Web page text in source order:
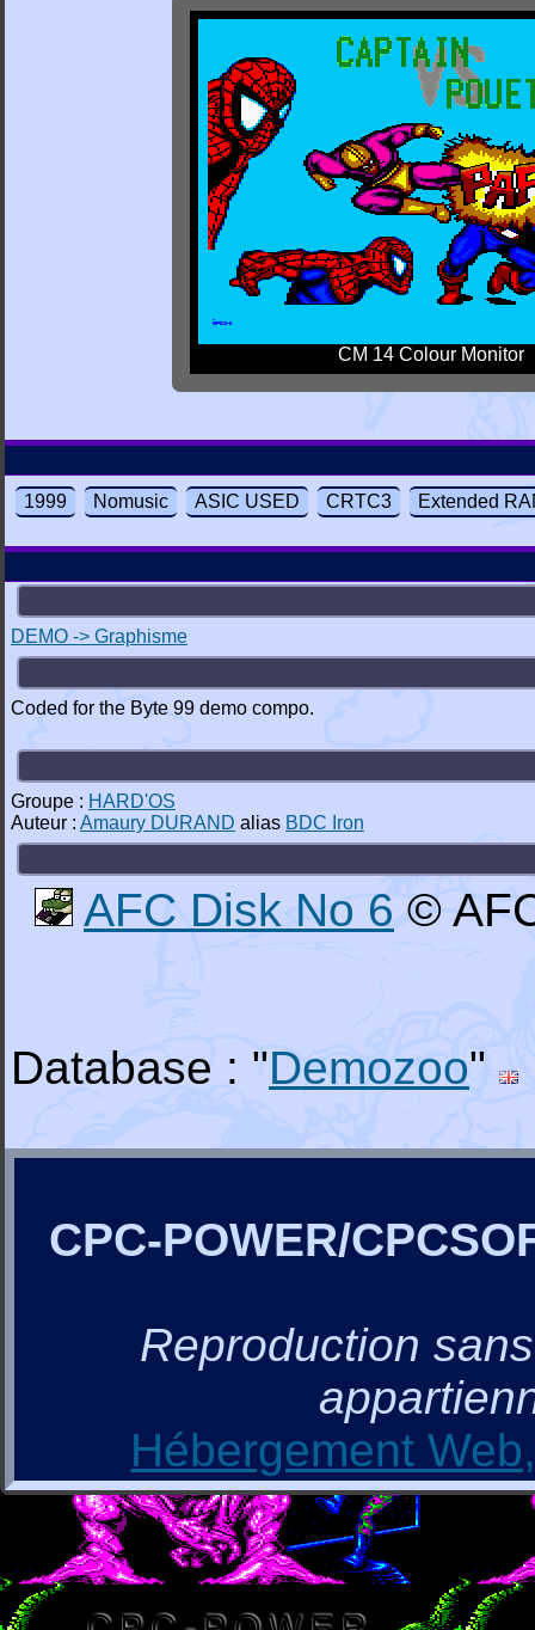
CM 14 Colour Monitor
1999 Nomusic ASIC USED CRTC3 Extended
DEMO -> Graphisme
Coded for the Byte 99 demo compo.
Groupe : HARD'OS
Auteur : Amaury DURAND alias BDC Iron
AFC Disk No 6 ©
Database : "Demozoo"
CPC-POWER/
Reproduction
Hébergement